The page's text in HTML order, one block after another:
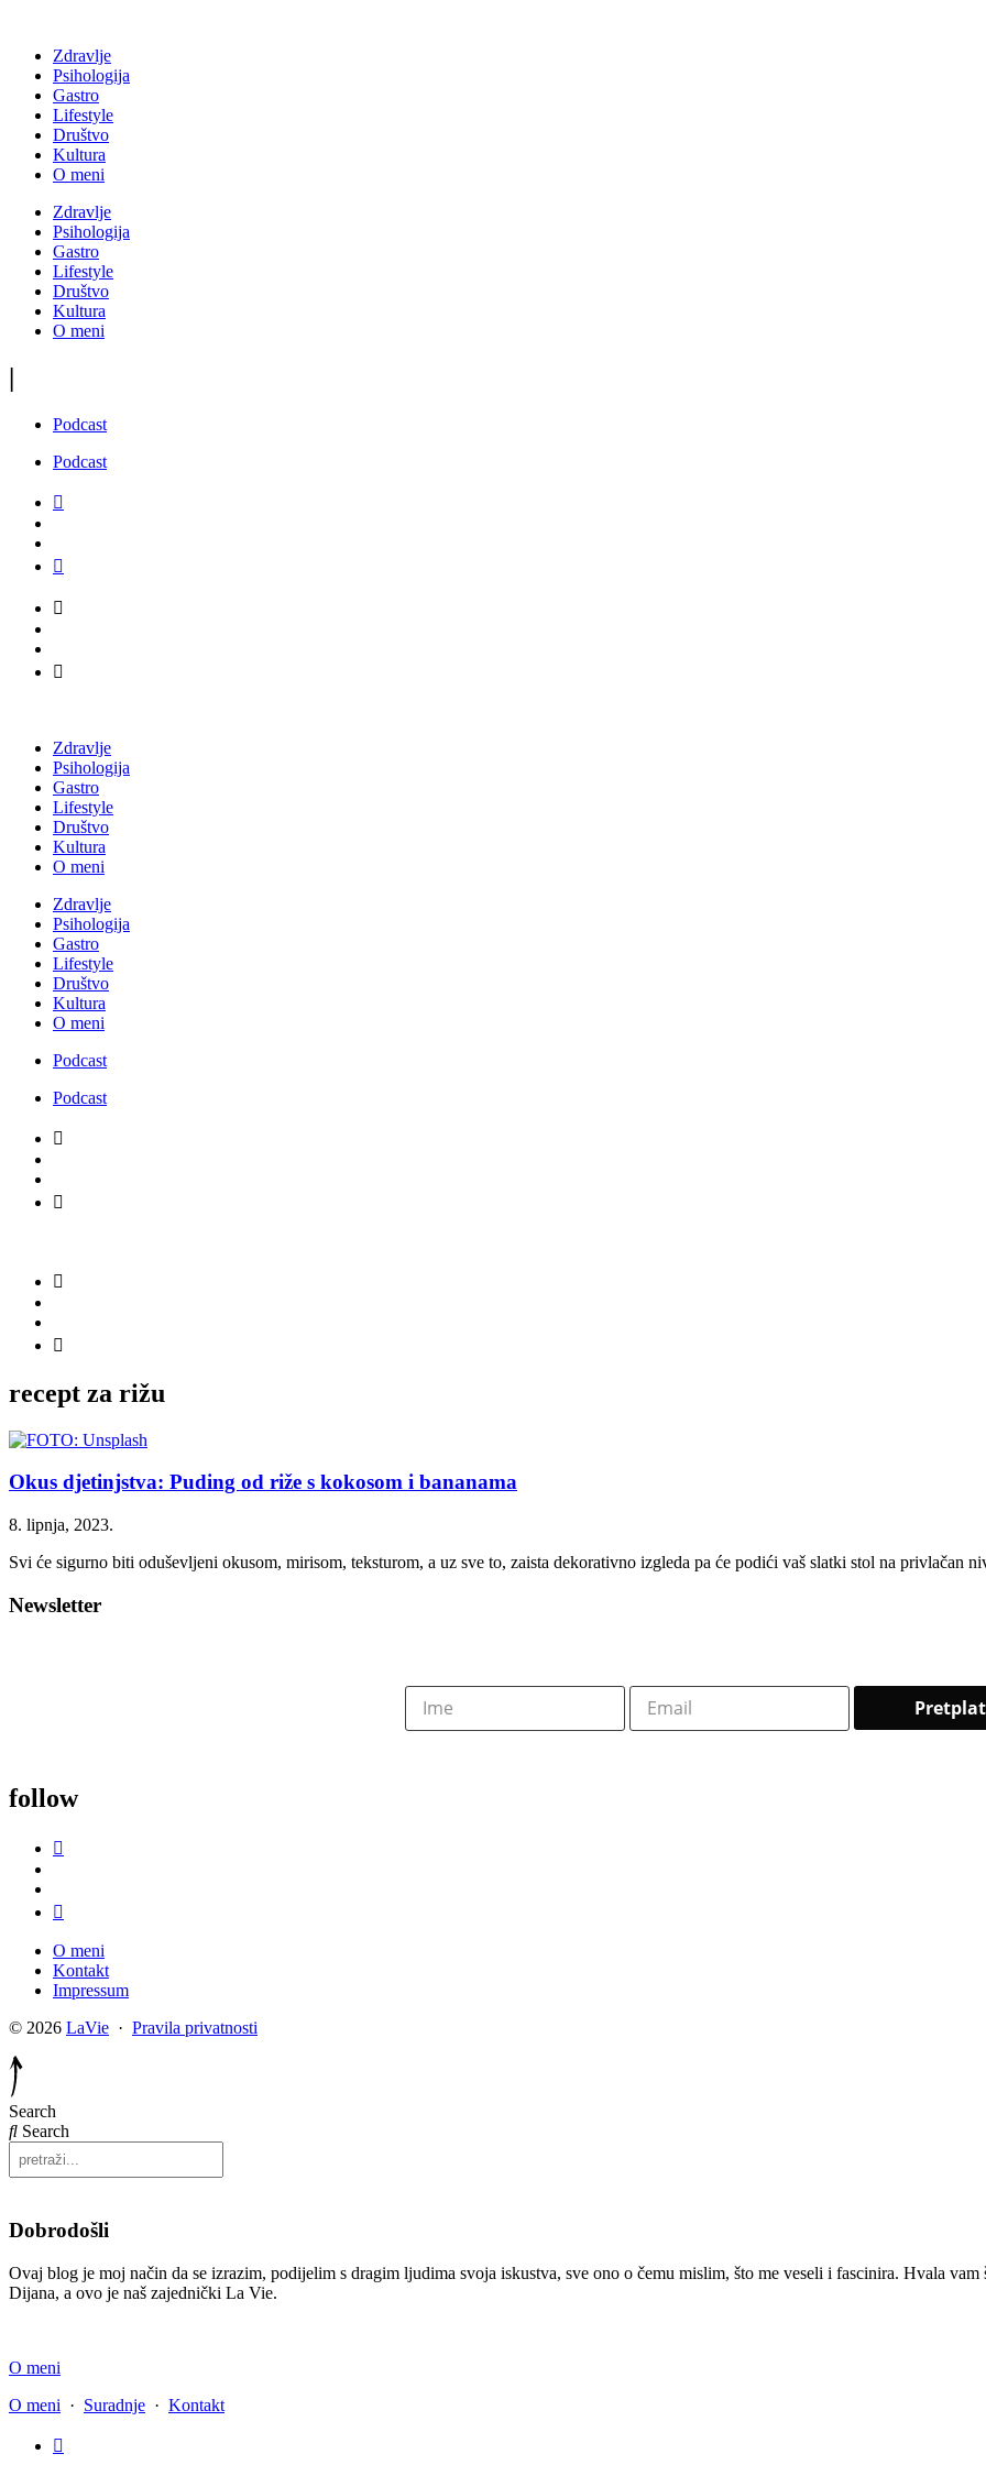
Zdravlje
Psihologija
Gastro
Lifestyle
Društvo
Kultura
O meni
Zdravlje
Psihologija
Gastro
Lifestyle
Društvo
Kultura
O meni
|
Podcast
Podcast
Zdravlje
Psihologija
Gastro
Lifestyle
Društvo
Kultura
O meni
Zdravlje
Psihologija
Gastro
Lifestyle
Društvo
Kultura
O meni
Podcast
Podcast
recept za rižu
Okus djetinjstva: Puding od riže s kokosom i bananama
8. lipnja, 2023.
Svi će sigurno biti oduševljeni okusom, mirisom, teksturom, a uz sve to, zaista dekorativno izgleda pa će podići vaš slatki stol na privlačan
Newsletter
follow
O meni
Kontakt
Impressum
© 2026 LaVie · Pravila privatnosti
Search
Search
Dobrodošli
Ovaj blog je moj način da se izrazim, podijelim s dragim ljudima svoja iskustva, sve ono o čemu mislim, što me veseli i fascinira. Hvala
Dijana, a ovo je naš zajednički La Vie.
O meni
O meni · Suradnje · Kontakt